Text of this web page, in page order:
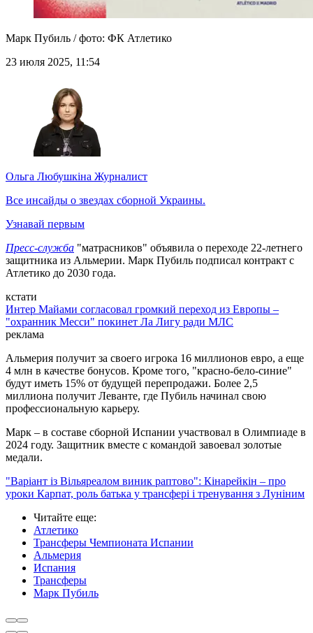
Марк Пубиль / фото: ФК Атлетико
23 июля 2025, 11:54
Ольга Любушкіна Журналист
Все инсайды о звездах сборной Украины.
Узнавай первым
Пресс-служба "матрасников" объявила о переходе 22-летнего
защитника из Альмерии. Марк Пубиль подписал контракт с
Атлетико до 2030 года.
кстати
Интер Майами согласовал громкий переход из Европы –
"охранник Месси" покинет Ла Лигу ради МЛС
реклама
Альмерия получит за своего игрока 16 миллионов евро, а еще
4 млн в качестве бонусов. Кроме того, "красно-бело-синие"
будут иметь 15% от будущей перепродажи. Более 2,5
миллиона получит Леванте, где Пубиль начинал свою
профессиональную карьеру.
Марк – в составе сборной Испании участвовал в Олимпиаде в
2024 году. Защитник вместе с командой завоевал золотые
медали.
"Варіант із Вільяреалом виник раптово": Кінарейкін – про
уроки Карпат, роль батька у трансфері і тренування з Луніним
Читайте еще:
Атлетико
Трансферы Чемпионата Испании
Альмерия
Испания
Трансферы
Марк Пубиль